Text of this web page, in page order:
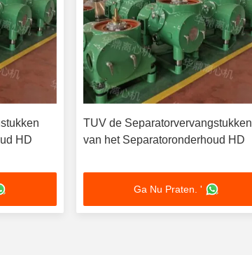
HD
TUV de Separatorvervangstukken
van het Separatoronderhoud HD
Ga Nu Praten. '